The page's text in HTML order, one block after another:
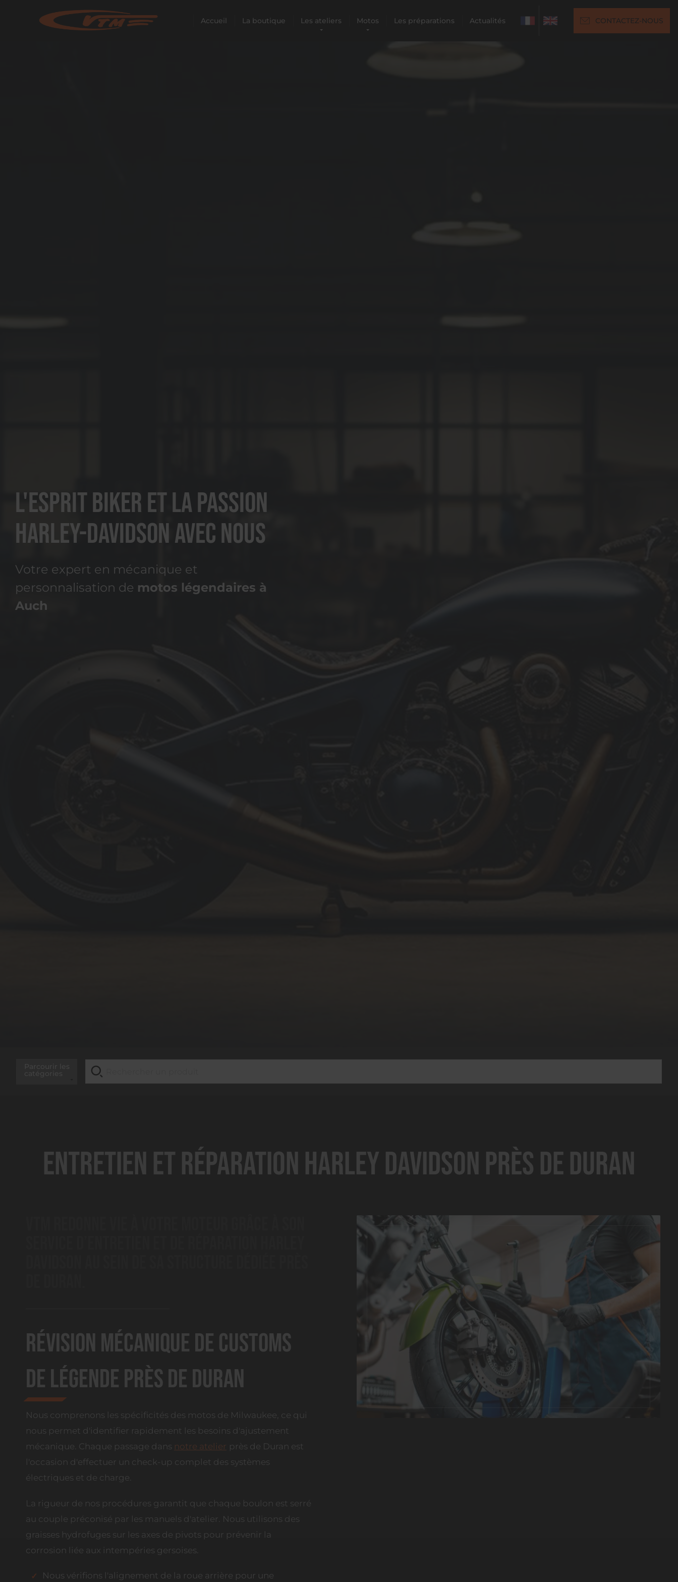
Accueil La boutique Les ateliers Motos Les préparations Actualités CONTACTEZ-NOUS
L'esprit biker et la passion
Harley-Davidson avec nous
Votre expert en mécanique et
personnalisation de motos légendaires à
Auch
Entretien et réparation Harley Davidson près de Duran
Révision mécanique de customs
de légende près de Duran
Nous comprenons les spécificités des motos de Milwaukee, ce qui
nous permet d'identifier rapidement les besoins d'ajustement
mécanique. Chaque passage dans notre atelier près de Duran est
l'occasion d'effectuer un check-up complet des systèmes
électriques et de charge.
La rigueur de nos procédures garantit que chaque boulon est serré
au couple préconisé par les manuels d'atelier. Nous utilisons des
graisses hydrofuges sur les axes de pivots pour prévenir la
corrosion liée aux intempéries gersoises.
Nous vérifions l'alignement de la roue arrière pour une